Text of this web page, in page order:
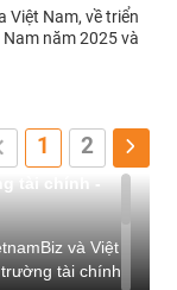
Việt Nam, về triển
năm 2025 và
1 2
tài chính -
và Việt
tài chính